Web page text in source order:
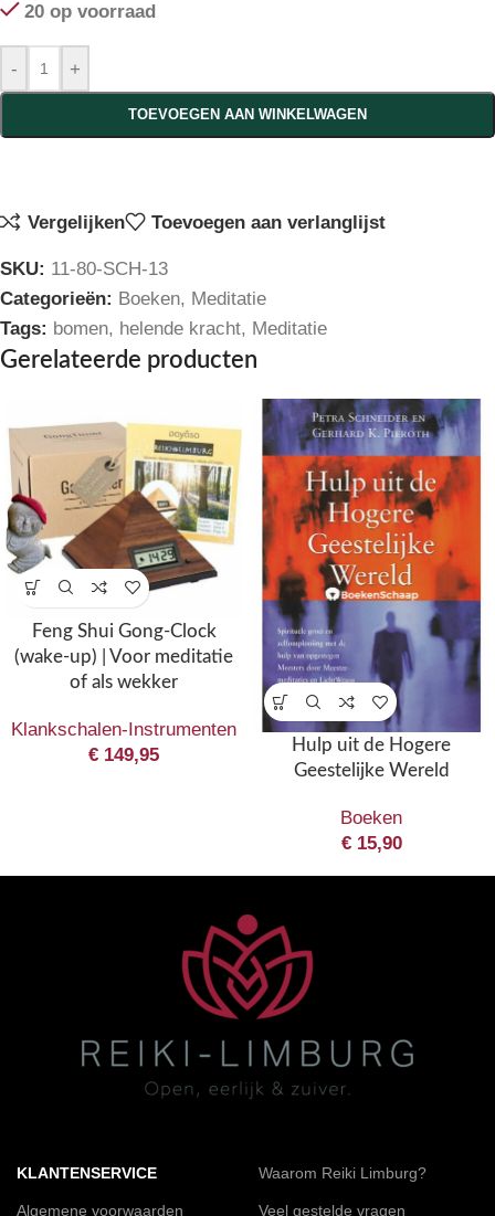
20 op voorraad
- +
TOEVOEGEN AAN WINKELWAGEN
Vergelijken Toevoegen aan verlanglijst
SKU: 11-80-SCH-13
Categorieën: Boeken, Meditatie
Tags: bomen, helende kracht, Meditatie
Gerelateerde producten
Feng Shui Gong-Clock
(wake-up) | Voor meditatie
of als wekker
Klankschalen-Instrumenten
€ 149,95
Hulp uit de Hogere
Geestelijke Wereld
Boeken
€15,90
KLANTENSERVICE
Algemene voorwaarden
Waarom Reiki Limburg?
Veel gestelde vragen